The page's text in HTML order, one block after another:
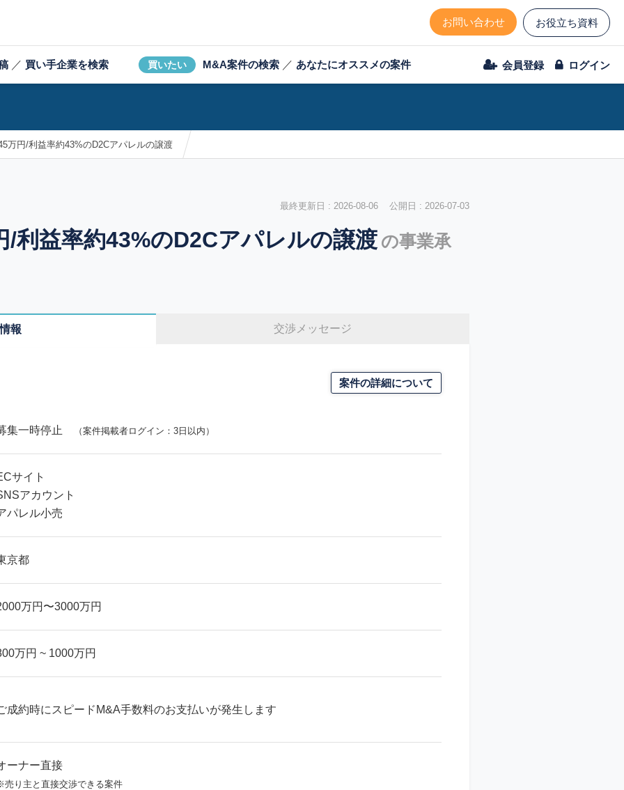
お問い合わせ お役立ち資料
／ 買い手企業を検索 買いたい M&A案件の検索 ／ あなたにオススメの案件 会員登録 ログイン
万円/利益率約43%のD2Cアパレルの譲渡
最終更新日 : 2026-08-06 公開日 : 2026-07-03
/利益率約43%のD2Cアパレルの譲渡 の事業承
報 交渉メッセージ
案件の詳細について
集一時停止 （案件掲載者ログイン：3日以内）
サイト
アカウント
パレル小売
京都
万円〜3000万円
万円 ~ 1000万円
成約時にスピードM&A手数料のお支払いが発生します
ーナー直接
り主と直接交渉できる案件